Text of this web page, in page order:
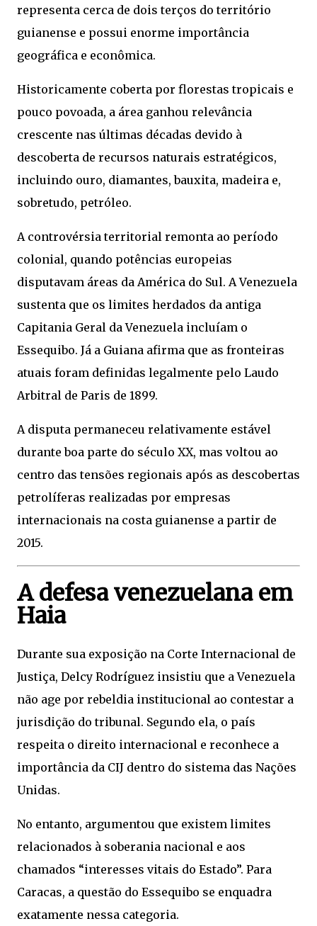
representa cerca de dois terços do território
guianense e possui enorme importância
geográfica e econômica.
Historicamente coberta por florestas tropicais e
pouco povoada, a área ganhou relevância
crescente nas últimas décadas devido à
descoberta de recursos naturais estratégicos,
incluindo ouro, diamantes, bauxita, madeira e,
sobretudo, petróleo.
A controvérsia territorial remonta ao período
colonial, quando potências europeias
disputavam áreas da América do Sul. A Venezuela
sustenta que os limites herdados da antiga
Capitania Geral da Venezuela incluíam o
Essequibo. Já a Guiana afirma que as fronteiras
atuais foram definidas legalmente pelo Laudo
Arbitral de Paris de 1899.
A disputa permaneceu relativamente estável
durante boa parte do século XX, mas voltou ao
centro das tensões regionais após as descobertas
petrolíferas realizadas por empresas
internacionais na costa guianense a partir de
2015.
A defesa venezuelana em
Haia
Durante sua exposição na Corte Internacional de
Justiça, Delcy Rodríguez insistiu que a Venezuela
não age por rebeldia institucional ao contestar a
jurisdição do tribunal. Segundo ela, o país
respeita o direito internacional e reconhece a
importância da CIJ dentro do sistema das Nações
Unidas.
No entanto, argumentou que existem limites
relacionados à soberania nacional e aos
chamados “interesses vitais do Estado”. Para
Caracas, a questão do Essequibo se enquadra
exatamente nessa categoria.